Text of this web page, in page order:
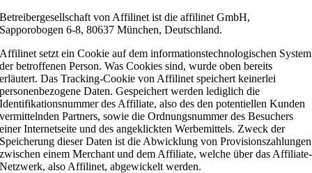
Betreibergesellschaft von Affilinet ist die affilinet GmbH,
Sapporobogen 6-8, 80637 München, Deutschland.
Affilinet setzt ein Cookie auf dem informationstechnologischen System
der betroffenen Person. Was Cookies sind, wurde oben bereits
erläutert. Das Tracking-Cookie von Affilinet speichert keinerlei
personenbezogene Daten. Gespeichert werden lediglich die
Identifikationsnummer des Affiliate, also des den potentiellen Kunden
vermittelnden Partners, sowie die Ordnungsnummer des Besuchers
einer Internetseite und des angeklickten Werbemittels. Zweck der
Speicherung dieser Daten ist die Abwicklung von Provisionszahlungen
zwischen einem Merchant und dem Affiliate, welche über das Affiliate-
Netzwerk, also Affilinet, abgewickelt werden.